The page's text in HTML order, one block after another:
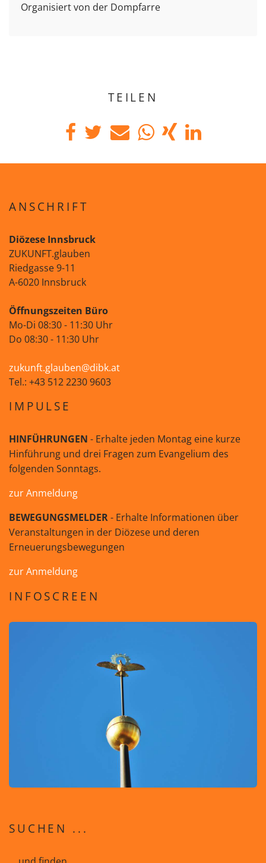
Organisiert von der Dompfarre
TEILEN
ANSCHRIFT
Diözese Innsbruck
ZUKUNFT.glauben
Riedgasse 9-11
A-6020 Innsbruck
Öffnungszeiten Büro
Mo-Di 08:30 - 11:30 Uhr
Do 08:30 - 11:30 Uhr
zukunft.glauben@dibk.at
Tel.: +43 512 2230 9603
IMPULSE
HINFÜHRUNGEN - Erhalte jeden Montag eine kurze
Hinführung und drei Fragen zum Evangelium des
folgenden Sonntags.
zur Anmeldung
BEWEGUNGSMELDER- Erhalte Informationen über
Veranstaltungen in der Diözese und deren
Erneuerungsbewegungen
zur Anmeldung
INFOSCREEN
SUCHEN ...